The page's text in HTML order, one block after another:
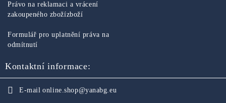
Právo na reklamaci a vrácení
zakoupeného zbožízboží
Formulář pro uplatnění práva na
odmítnutí
Kontaktní informace:
E-mail online.shop@yanabg.eu